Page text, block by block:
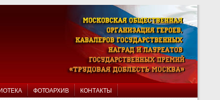
ФОТОАРХИВ КОНТАКТЫ